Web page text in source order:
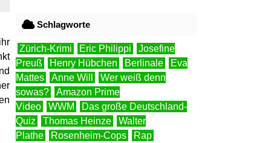
Schlagworte
Zürich-Krimi Eric Philippi
Josefine
Preuß
Henry Hübchen Berlinale
Eva
Mattes
Anne Will
Wer weiß denn
sowas?
Amazon Prime
Video
WWM
Das große Deutschland-
Quiz
Thomas Heinze
Walter
Plathe
Rosenheim-Cops Rap